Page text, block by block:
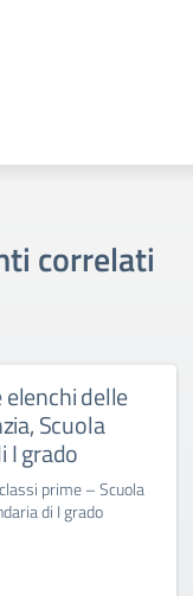
correlati
delle
Scuola
I grado
prime – Scuola
di I grado